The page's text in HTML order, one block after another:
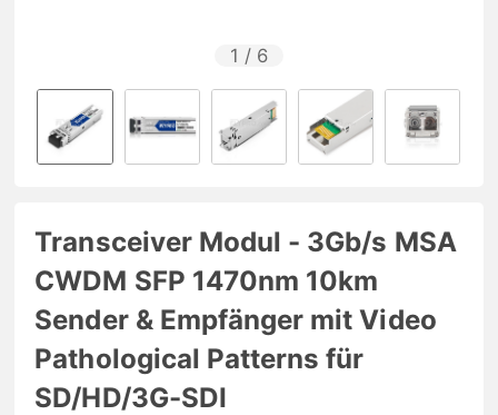
1 / 6
Transceiver Modul - 3Gb/s MSA
CWDM SFP 1470nm 10km
Sender & Empfänger mit Video
Pathological Patterns für
SD/HD/3G-SDI